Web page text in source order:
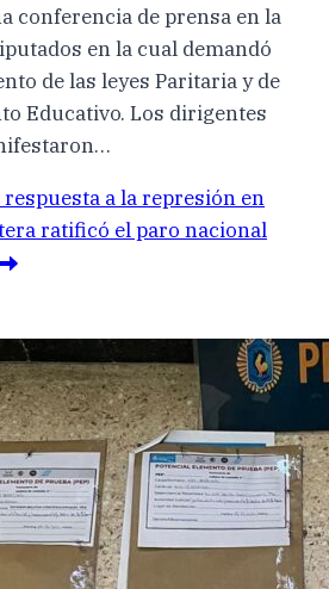
conferencia de prensa en la
en la cual demandó
de las leyes Paritaria y de
Educativo. Los dirigentes
respuesta a la represión en
ratificó el paro nacional